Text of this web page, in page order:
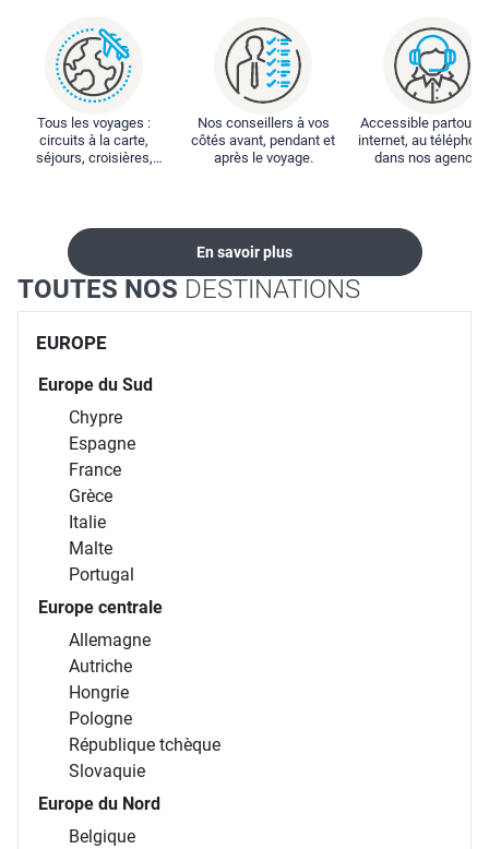
Tous les voyages :
circuits à la carte,
séjours, croisières,
Nos conseillers à vos
côtés avant, pendant et
après le voyage.
Accessible partout :
internet, au
dans nos
En savoir plus
TOUTES NOS DESTINATIONS
EUROPE
Europe du Sud
Chypre
Espagne
France
Grèce
Italie
Malte
Portugal
Europe centrale
Allemagne
Autriche
Hongrie
Pologne
République tchèque
Slovaquie
Europe du Nord
Belgique